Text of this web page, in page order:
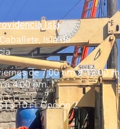
Isla
Isla de
de 7:00 am a 12:00 m
a 4:00 pm
1011 Opción 2